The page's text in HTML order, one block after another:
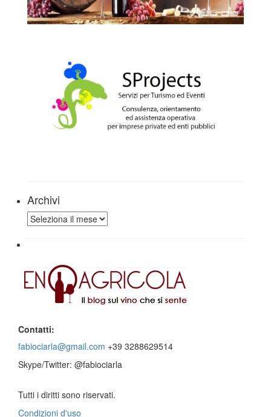
Archivi
Archivi
Contatti:
fabiociarla@gmail.com +39 3288629514
Skype/Twitter: @fabiociarla
Tutti i diritti sono riservati.
Condizioni d'uso